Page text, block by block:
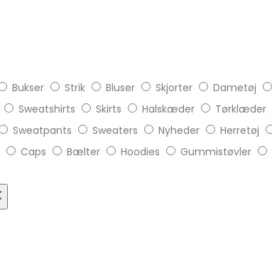
Bukser Strik Bluser Skjorter Dametøj
Sweatshirts Skirts Halskæder Tørklæder
Sweatpants Sweaters Nyheder Herretøj
Caps Bælter Hoodies Gummistøvler